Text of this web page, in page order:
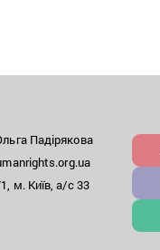
Падірякова
м. Київ, а/с 33